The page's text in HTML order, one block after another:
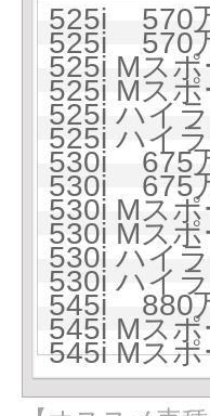
525i 570
525i 570
525i Mス
525i Mス
525i ハイ
525i ハイ
530i 675
530i 675
530i Mス
530i Mス
530i ハイ
530i ハイ
545i 880
545i Mス
545i Mス